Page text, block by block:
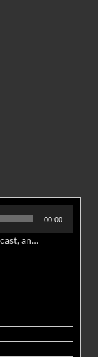
00:00
En este primer episodio de Del Inbox al Podcast, analizamos junto al abogado Jonathan Brown las nuevas conductas delictivas cibernéticas y la necesidad de hacer modificaciones al Código Penal.